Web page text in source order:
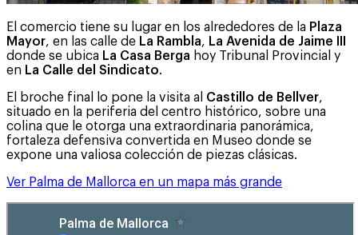
El comercio tiene su lugar en los alrededores de la Plaza
Mayor, en las calle de La Rambla, La Avenida de Jaime III
donde se ubica La Casa Berga hoy Tribunal Provincial y
en La Calle del Sindicato.
El broche final lo pone la visita al Castillo de Bellver,
situado en la periferia del centro histórico, sobre una
colina que le otorga una extraordinaria panorámica,
fortaleza defensiva convertida en Museo donde se
expone una valiosa colección de piezas clásicas.
Ver Palma de Mallorca en un mapa más grande